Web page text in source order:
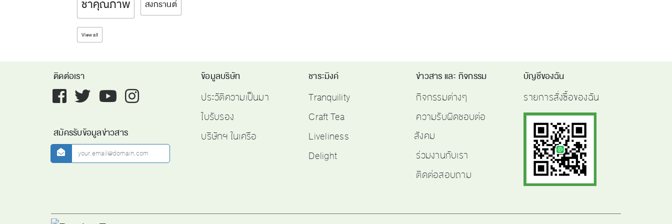
ชาคุณภาพ สงกรานต์
View all
ติดต่อเรา
Facebook twitter youtube instagram
สมัครรับข้อมูลข่าวสาร
newsletter
ข้อมูลบริษัท
ประวัติความเป็นมา
ใบรับรอง
บริษัทฯ ในเครือ
ชาระมิงค์
Tranquility
Craft Tea
Liveliness
Delight
ข่าวสาร และ กิจกรรม
กิจกรรมต่างๆ
ความรับผิดชอบต่อ
สังคม
ร่วมงานกับเรา
ติดต่อสอบถาม
บัญชีของฉัน
รายการสั่งซื้อของฉัน